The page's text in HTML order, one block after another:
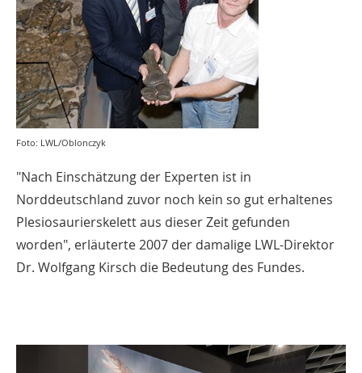
Foto: LWL/Oblonczyk
"Nach Einschätzung der Experten ist in
Norddeutschland zuvor noch kein so gut erhaltenes
Plesiosaurierskelett aus dieser Zeit gefunden
worden", erläuterte 2007 der damalige LWL-Direktor
Dr. Wolfgang Kirsch die Bedeutung des Fundes.